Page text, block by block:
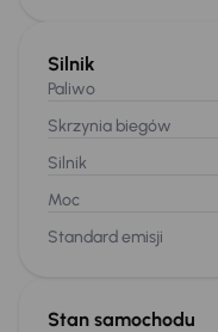
Stan samochodu
Silnik
Paliwo
Skrzynia biegów
Silnik
Moc
Standard emisji